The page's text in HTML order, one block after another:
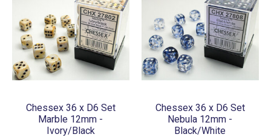
Chessex 36 x D6 Set
Marble 12mm -
Ivory/Black
Chessex 36 x D6 Set
Nebula 12mm -
Black/White